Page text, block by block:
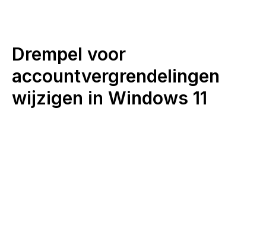
Drempel voor
accountvergrendelingen
wijzigen in Windows 11